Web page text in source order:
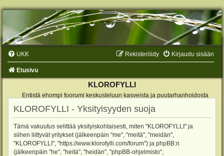
UKK Kirjaudu sisään
Rekisteröidy
Etusivu
KLOROFYLLI
Entistä ehompi foorumi keskusteluun kasveista ja puutarhanhoidosta
KLOROFYLLI - Yksityisyyden suoja
Tämä vakuutus selittää yksityiskohtaisesti, miten "KLOROFYLLI" ja
siihen liittyvät yritykset (jälkeenpäin "me", "meitä", "meidän",
"KLOROFYLLI", "https://www.klorofylli.com/forum") ja phpBB:n
(jälkeenpäin "he", "heitä", "heidän", "phpBB-ohjelmisto",